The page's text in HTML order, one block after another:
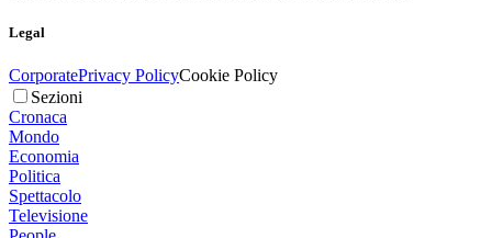
Legal
CorporatePrivacy PolicyCookie Policy
Sezioni
Cronaca
Mondo
Economia
Politica
Spettacolo
Televisione